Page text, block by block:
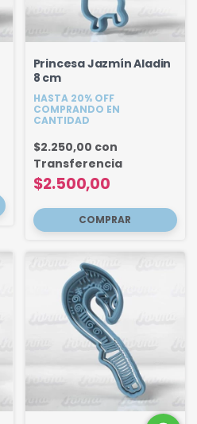
Princesa Jazmín Aladin
8 cm
HASTA 20% OFF
COMPRANDO EN
CANTIDAD
$2.500,00
$2.250,00 con
Transferencia